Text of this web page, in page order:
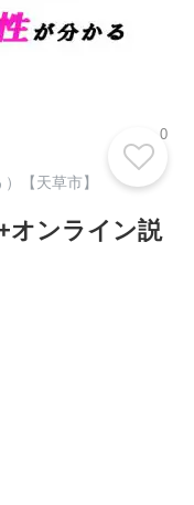
【天草市】
オンライン説
0